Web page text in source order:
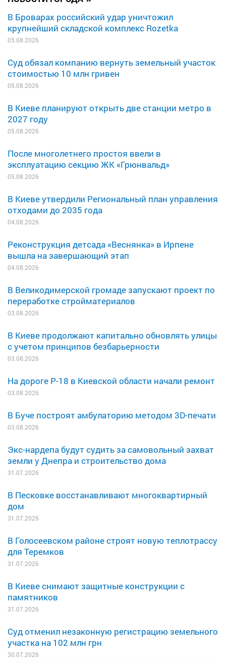
В Броварах российский удар уничтожил
крупнейший складской комплекс Rozetka
05.08.2026
Суд обязал компанию вернуть земельный участок
стоимостью 10 млн гривен
05.08.2026
В Киеве планируют открыть две станции метро в
2027 году
05.08.2026
После многолетнего простоя ввели в
эксплуатацию секцию ЖК «Грюнвальд»
05.08.2026
В Киеве утвердили Региональный план управления
отходами до 2035 года
04.08.2026
Реконструкция детсада «Веснянка» в Ирпене
вышла на завершающий этап
04.08.2026
В Великодимерской громаде запускают проект по
переработке стройматериалов
03.08.2026
В Киеве продолжают капитально обновлять улицы
с учетом принципов безбарьерности
03.08.2026
На дороге Р-18 в Киевской области начали ремонт
03.08.2026
В Буче построят амбулаторию методом 3D-печати
03.08.2026
Экс-нардепа будут судить за самовольный захват
земли у Днепра и строительство дома
31.07.2026
В Песковке восстанавливают многоквартирный
дом
31.07.2026
В Голосеевском районе строят новую теплотрассу
для Теремков
31.07.2026
В Киеве снимают защитные конструкции с
памятников
31.07.2026
Суд отменил незаконную регистрацию земельного
участка на 102 млн грн
30.07.2026